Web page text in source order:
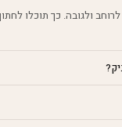
להוסיף 5-10 ס"מ לרוחב ולגובה. כך